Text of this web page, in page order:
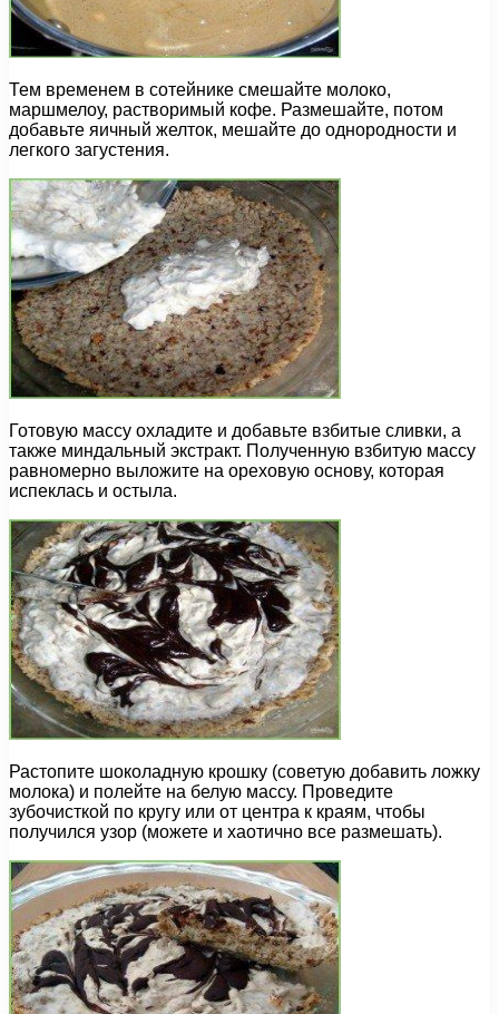
Тем временем в сотейнике смешайте молоко,
маршмелоу, растворимый кофе. Размешайте, потом
добавьте яичный желток, мешайте до однородности и
легкого загустения.
Готовую массу охладите и добавьте взбитые сливки, а
также миндальный экстракт. Полученную взбитую массу
равномерно выложите на ореховую основу, которая
испеклась и остыла.
Растопите шоколадную крошку (советую добавить ложку
молока) и полейте на белую массу. Проведите
зубочисткой по кругу или от центра к краям, чтобы
получился узор (можете и хаотично все размешать).